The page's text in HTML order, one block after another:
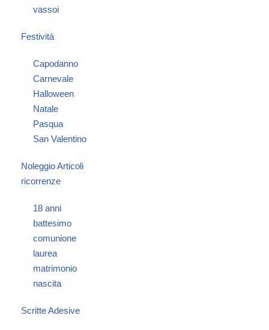
vassoi
Festività
Capodanno
Carnevale
Halloween
Natale
Pasqua
San Valentino
Noleggio Articoli
ricorrenze
18 anni
battesimo
comunione
laurea
matrimonio
nascita
Scritte Adesive